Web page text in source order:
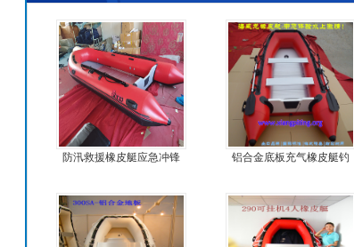
防汛救援橡皮艇应急冲锋
铝合金底板充气橡皮艇钓